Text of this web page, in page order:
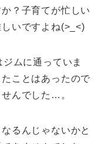
？子育てが忙しい
いですよね(>_<)
ムに通っていま
ことはあったので
んでした…。
るんじゃないかと